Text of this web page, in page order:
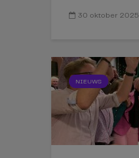
30 oktober 2025
NIEUWS